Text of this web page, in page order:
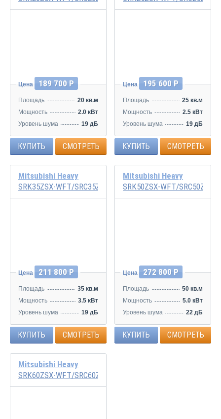
Цена 189 700 Р
Площадь
20 кв.м
Мощность
2.0 кВт
Уровень шума
19 дБ
КУПИТЬ СМОТРЕТЬ
Цена 195 600 Р
Площадь
25 кв.м
Мощность
2.5 кВт
Уровень шума
19 дБ
КУПИТЬ СМОТРЕТЬ
Mitsubishi Heavy
SRK35ZSX-WFT/SRC35ZSX-W
Цена 211 800 Р
Площадь
35 кв.м
Мощность
3.5 кВт
Уровень шума
19 дБ
КУПИТЬ СМОТРЕТЬ
Mitsubishi Heavy
SRK50ZSX-WFT/SRC50ZSX-
Цена 272 800 Р
Площадь
50 кв.м
Мощность
5.0 кВт
Уровень шума
22 дБ
КУПИТЬ СМОТРЕТЬ
Mitsubishi Heavy
SRK60ZSX-WFT/SRC60ZSX-W1